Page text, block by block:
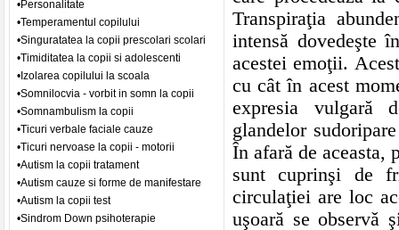
•Personalitate
•Temperamentul copilului
•Singuratatea la copii prescolari scolari
•Timiditatea la copii si adolescenti
•Izolarea copilului la scoala
•Somnilocvia - vorbit in somn la copii
•Somnambulism la copii
•Ticuri verbale faciale cauze
•Ticuri nervoase la copii - motorii
•Autism la copii tratament
•Autism cauze si forme de manifestare
•Autism la copii test
•Sindrom Down psihoterapie
Transpiraţia
intensă dovedeşte
acestei emoţii.
cu cât în acest
expresia vulgară
glandelor
În afară de aceasta,
sunt cuprinşi de
circulaţiei are loc
uşoară se observǎ